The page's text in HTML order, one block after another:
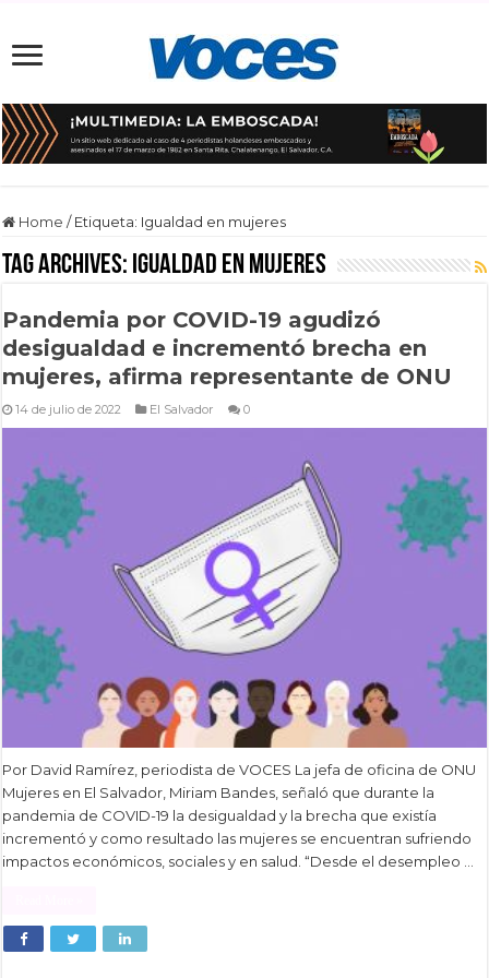
Home / Etiqueta: Igualdad en mujeres
Tag Archives: Igualdad en mujeres
Pandemia por COVID-19 agudizó
desigualdad e incrementó brecha en
mujeres, afirma representante de ONU
14 de julio de 2022 El Salvador 0
Por David Ramírez, periodista de VOCES La jefa de oficina de ONU
Mujeres en El Salvador, Miriam Bandes, señaló que durante la
pandemia de COVID-19 la desigualdad y la brecha que existía
incrementó y como resultado las mujeres se encuentran sufriendo
impactos económicos, sociales y en salud. “Desde el desempleo …